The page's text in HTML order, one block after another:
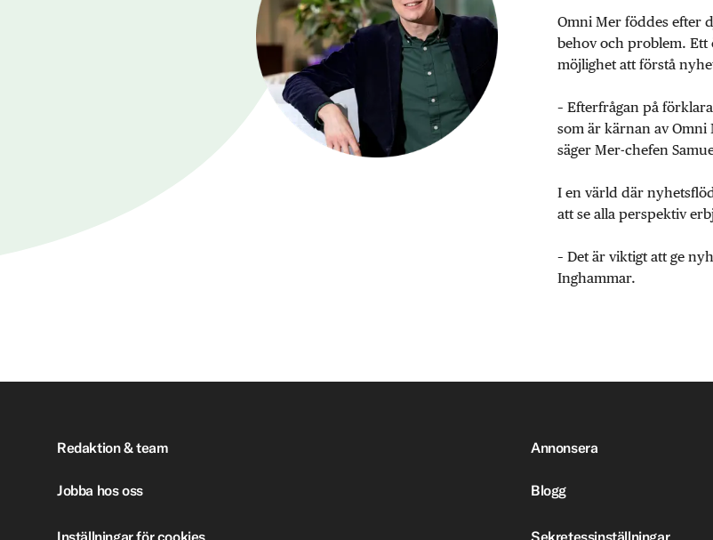
Omni Mer föddes efter
behov och problem. Ett
möjlighet att förstå
– Efterfrågan på
som är kärnan av
säger Mer-chefen
I en värld där
att se alla perspektiv
– Det är viktigt att ge
Inghammar.
Redaktion & team Annonsera
Jobba hos oss Blogg
Inställningar för cookies Sekretessinställningar